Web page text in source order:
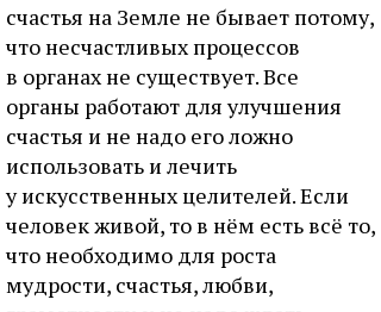
счастья на Земле не бывает потому,
что несчастливых процессов
в органах не существует. Все
органы работают для улучшения
счастья и не надо его ложно
использовать и лечить
у искусственных целителей. Если
человек живой, то в нём есть всё то,
что необходимо для роста
мудрости, счастья, любви,